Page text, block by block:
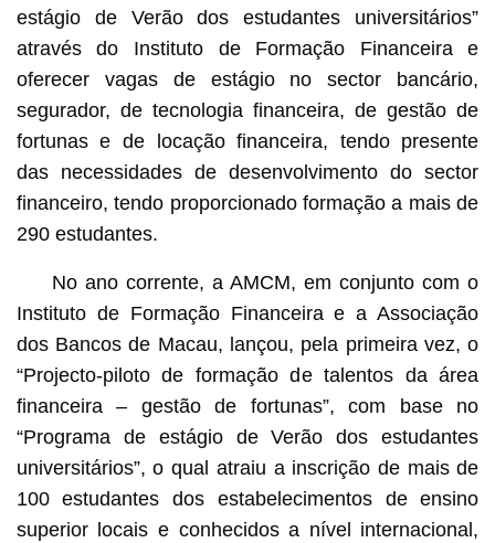
estágio de Verão dos estudantes universitários”
através do Instituto de Formação Financeira e
oferecer vagas de estágio no sector bancário,
segurador, de tecnologia financeira, de gestão de
fortunas e de locação financeira, tendo presente
das necessidades de desenvolvimento do sector
financeiro, tendo proporcionado formação a mais de
290 estudantes.
No ano corrente, a AMCM, em conjunto com o
Instituto de Formação Financeira e a Associação
dos Bancos de Macau, lançou, pela primeira vez, o
“Projecto-piloto de formação de talentos da área
financeira – gestão de fortunas”, com base no
“Programa de estágio de Verão dos estudantes
universitários”, o qual atraiu a inscrição de mais de
100 estudantes dos estabelecimentos de ensino
superior locais e conhecidos a nível internacional,